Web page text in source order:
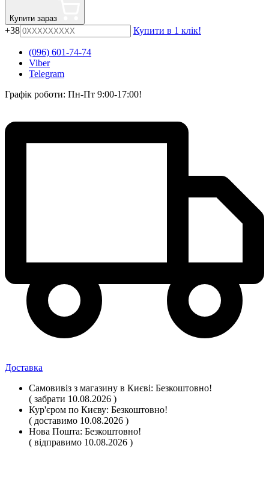
Купити зараз
+38 Купити в 1 клік!
(096) 601-74-74
Viber
Telegram
Графік роботи: Пн-Пт 9:00-17:00!
Доставка
Самовивіз з магазину в Києві: Безкоштовно!
( забрати 10.08.2026 )
Кур'єром по Києву: Безкоштовно!
( доставимо 10.08.2026 )
Нова Пошта: Безкоштовно!
( відправимо 10.08.2026 )